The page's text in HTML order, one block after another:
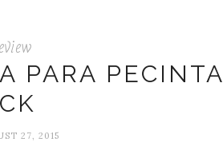
PARA PECINTA
27, 2015